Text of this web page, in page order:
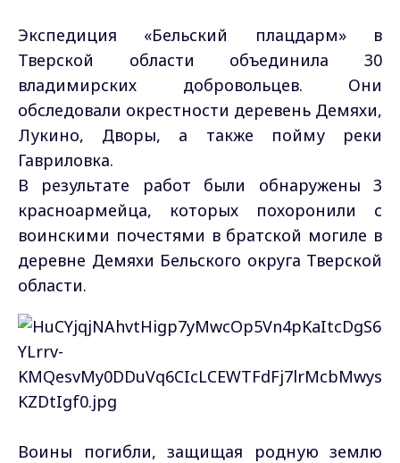
Экспедиция «Бельский плацдарм» в
Тверской области объединила 30
владимирских добровольцев. Они
обследовали окрестности деревень Демяхи,
Лукино, Дворы, а также пойму реки
Гавриловка.
В результате работ были обнаружены 3
красноармейца, которых похоронили с
воинскими почестями в братской могиле в
деревне Демяхи Бельского округа Тверской
области.
Воины погибли, защищая родную землю